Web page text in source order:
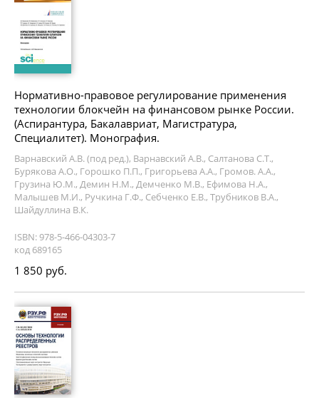
Нормативно-правовое регулирование применения
технологии блокчейн на финансовом рынке России.
(Аспирантура, Бакалавриат, Магистратура,
Специалитет). Монография.
Варнавский А.В. (под ред.), Варнавский А.В., Салтанова С.Т.,
Бурякова А.О., Горошко П.П., Григорьева А.А., Громов. А.А.,
Грузина Ю.М., Демин Н.М., Демченко М.В., Ефимова Н.А.,
Малышев М.И., Ручкина Г.Ф., Себченко Е.В., Трубников В.А.,
Шайдуллина В.К.
ISBN: 978-5-466-04303-7
код 689165
1 850 руб.